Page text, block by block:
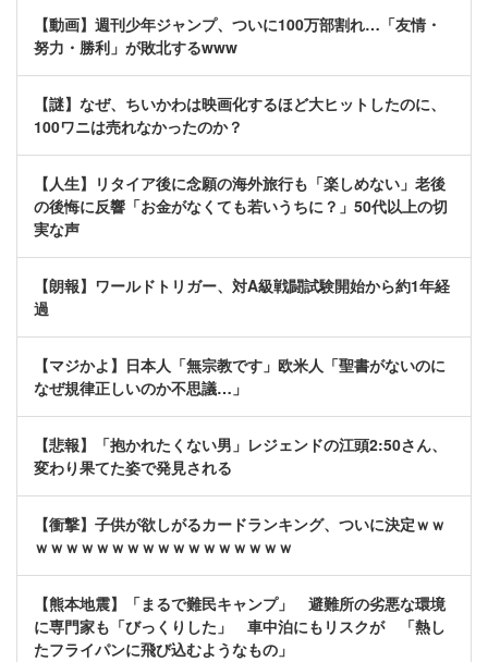
【動画】週刊少年ジャンプ、ついに100万部割れ…「友情・
努力・勝利」が敗北するwww
【謎】なぜ、ちいかわは映画化するほど大ヒットしたのに、
100ワニは売れなかったのか？
【人生】リタイア後に念願の海外旅行も「楽しめない」老後
の後悔に反響「お金がなくても若いうちに？」50代以上の切
実な声
【朗報】ワールドトリガー、対A級戦闘試験開始から約1年経
過
【マジかよ】日本人「無宗教です」欧米人「聖書がないのに
なぜ規律正しいのか不思議…」
【悲報】「抱かれたくない男」レジェンドの江頭2:50さん、
変わり果てた姿で発見される
【衝撃】子供が欲しがるカードランキング、ついに決定ｗｗ
ｗｗｗｗｗｗｗｗｗｗｗｗｗｗｗｗｗ
【熊本地震】「まるで難民キャンプ」 避難所の劣悪な環境
に専門家も「びっくりした」 車中泊にもリスクが 「熱し
たフライパンに飛び込むようなもの」